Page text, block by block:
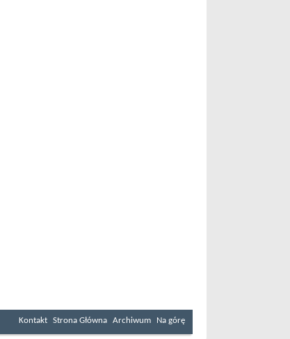
Kontakt Strona Główna Archiwum Na górę